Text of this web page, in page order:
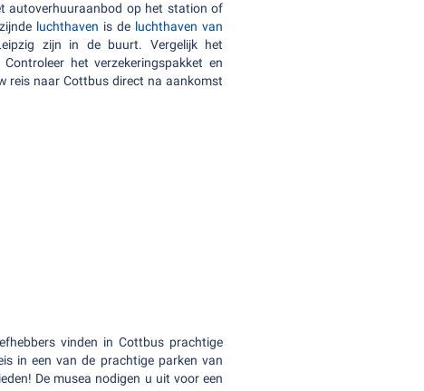
autoverhuuraanbod op het station of
luchthaven is de luchthaven van
zijn in de buurt. Vergelijk het
het verzekeringspakket en
reis naar Cottbus direct na aankomst
vinden in Cottbus prachtige
in een van de prachtige parken van
De musea nodigen u uit voor een